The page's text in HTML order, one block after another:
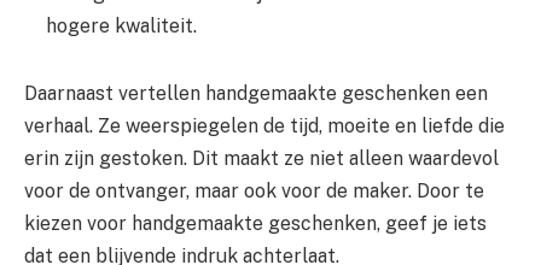
hogere kwaliteit.
Daarnaast vertellen handgemaakte geschenken een
verhaal. Ze weerspiegelen de tijd, moeite en liefde die
erin zijn gestoken. Dit maakt ze niet alleen waardevol
voor de ontvanger, maar ook voor de maker. Door te
kiezen voor handgemaakte geschenken, geef je iets
dat een blijvende indruk achterlaat.